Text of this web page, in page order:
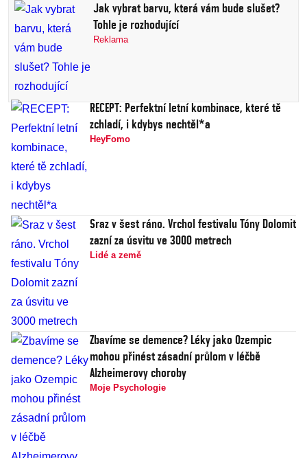
Jak vybrat barvu, která vám bude slušet?
Tohle je rozhodující
Reklama
RECEPT: Perfektní letní kombinace, které tě
zchladí, i kdybys nechtěl*a
HeyFomo
Sraz v šest ráno. Vrchol festivalu Tóny Dolomit
zazní za úsvitu ve 3000 metrech
Lidé a země
Zbavíme se demence? Léky jako Ozempic
mohou přinést zásadní průlom v léčbě
Alzheimerovy choroby
Moje Psychologie